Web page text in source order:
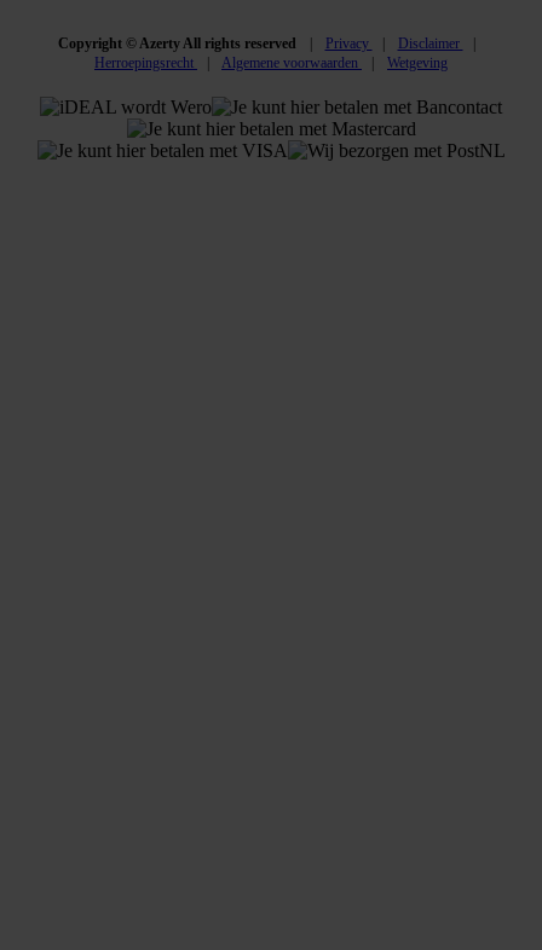
Copyright © Azerty All rights reserved Privacy
Disclaimer
Herroepingsrecht
Algemene voorwaarden Wetgeving